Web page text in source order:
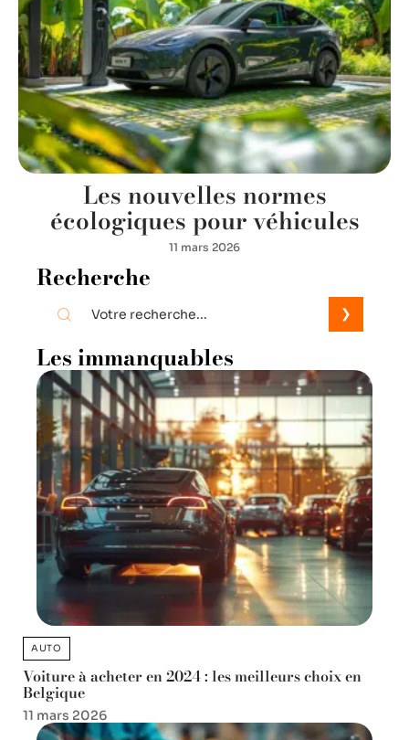
Les nouvelles normes
écologiques pour véhicules
11 mars 2026
Recherche
Les immanquables
AUTO
Voiture à acheter en 2024 : les meilleurs choix en
Belgique
11 mars 2026